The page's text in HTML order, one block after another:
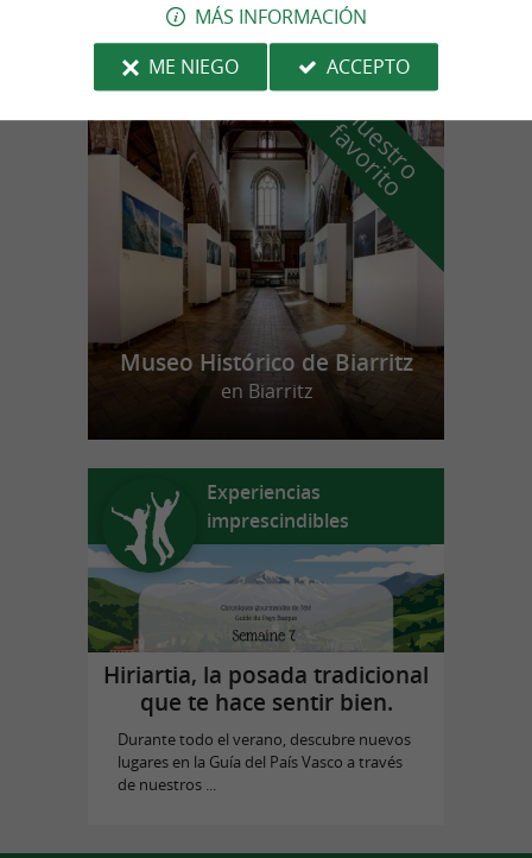
n
u
e
s
t
r
o
f
a
v
o
r
i
t
o
Museo Histórico de Biarritz
en Biarritz
Experiencias
imprescindibles
Hiriartia, la posada tradicional
que te hace sentir bien.
Durante todo el verano, descubre nuevos
lugares en la Guía del País Vasco a través
de nuestros ...
MÁS INFORMACIÓN
ME NIEGO
ACCEPTO